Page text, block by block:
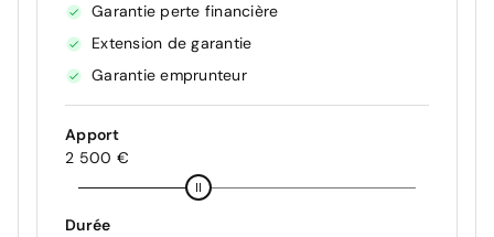
Garantie perte financière
Extension de garantie
Garantie emprunteur
Apport
2 500 €
Durée